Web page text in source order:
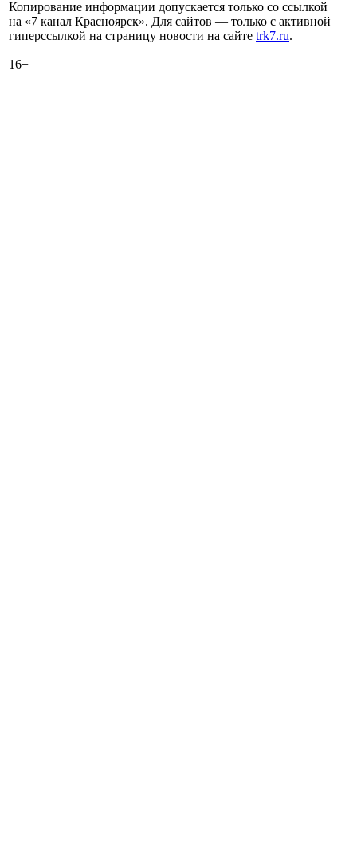
Копирование информации допускается только со ссылкой
на «7 канал Красноярск». Для сайтов — только с активной
гиперссылкой на страницу новости на сайте trk7.ru.
16+